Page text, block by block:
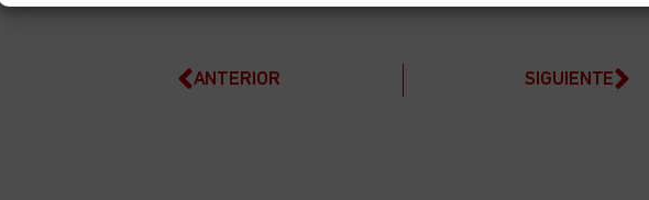
ANTERIOR SIGUIENTE